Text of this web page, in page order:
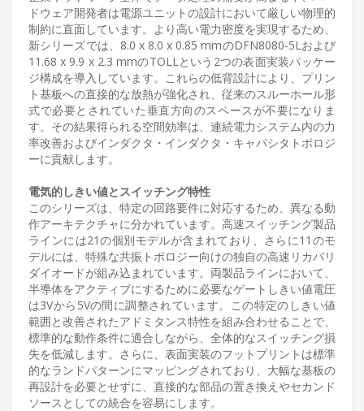
ドウェア開発者は電源ユニットの設計において厳しい物理的
制約に直面しています。より高い電力密度を実現するため、
新シリーズでは、8.0 x 8.0 x 0.85 mmのDFN8080-5Lおよび
11.68 x 9.9 x 2.3 mmのTOLLという2つの表面実装パッケー
ジ構成を導入しています。これらの低背設計により、プリン
ト基板への直接的な放熱が強化され、従来のスルーホール形
式で必要とされていた垂直方向のスペースが不要になりま
す。その結果得られる空間効率は、連続電力システム内の力
率改善およびインダクタ・インダクタ・キャパシタトポロジ
ーに貢献します。
電気的しきい値とスイッチング特性
このシリーズは、特定の回路要件に対応するため、異なる動
作アーキテクチャに分かれています。高速スイッチング製品
ラインには21の個別モデルが含まれており、さらに11のモ
デルには、特殊な共振トポロジー向けの独自の高速リカバリ
ダイオードが組み込まれています。両製品ラインにおいて、
半導体をアクティブにするために必要なゲートしきい値電圧
は3Vから5Vの間に調整されています。この特定のしきい値
範囲と改善されたアドミタンス特性を組み合わせることで、
標準的な動作条件に適合しながら、全体的なスイッチング損
失を低減します。さらに、表面実装のフットプリントは標準
的なランドパターンにマッピングされており、大幅な基板の
再設計を必要とせずに、直接的な部品の置き換えやセカンド
ソースとしての統合を容易にします。